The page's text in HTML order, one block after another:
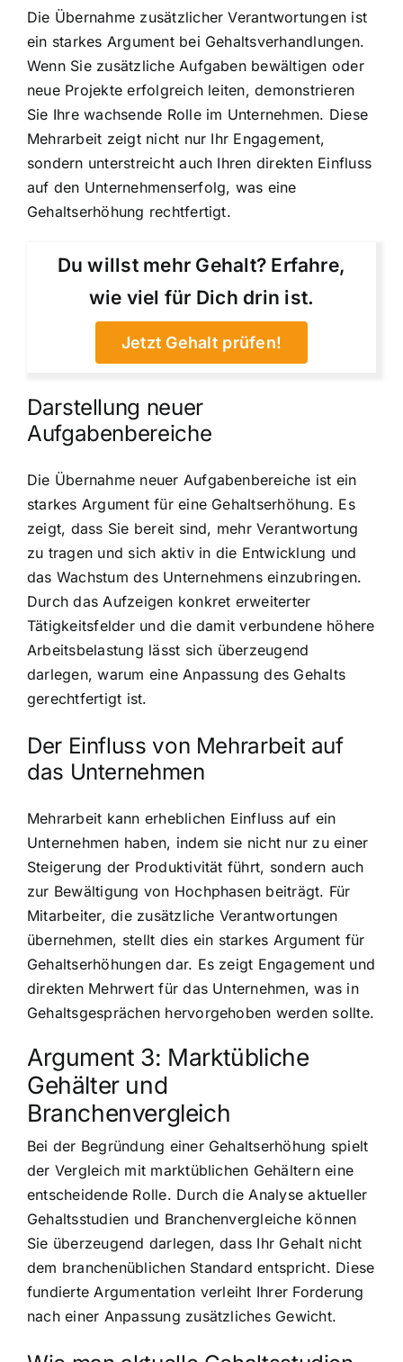
Die Übernahme zusätzlicher Verantwortungen ist
ein starkes Argument bei Gehaltsverhandlungen.
Wenn Sie zusätzliche Aufgaben bewältigen oder
neue Projekte erfolgreich leiten, demonstrieren
Sie Ihre wachsende Rolle im Unternehmen. Diese
Mehrarbeit zeigt nicht nur Ihr Engagement,
sondern unterstreicht auch Ihren direkten Einfluss
auf den Unternehmenserfolg, was eine
Gehaltserhöhung rechtfertigt.
Du willst mehr Gehalt? Erfahre,
wie viel für Dich drin ist.
Jetzt Gehalt prüfen!
Darstellung neuer
Aufgabenbereiche
Die Übernahme neuer Aufgabenbereiche ist ein
starkes Argument für eine Gehaltserhöhung. Es
zeigt, dass Sie bereit sind, mehr Verantwortung
zu tragen und sich aktiv in die Entwicklung und
das Wachstum des Unternehmens einzubringen.
Durch das Aufzeigen konkret erweiterter
Tätigkeitsfelder und die damit verbundene höhere
Arbeitsbelastung lässt sich überzeugend
darlegen, warum eine Anpassung des Gehalts
gerechtfertigt ist.
Der Einfluss von Mehrarbeit auf
das Unternehmen
Mehrarbeit kann erheblichen Einfluss auf ein
Unternehmen haben, indem sie nicht nur zu einer
Steigerung der Produktivität führt, sondern auch
zur Bewältigung von Hochphasen beiträgt. Für
Mitarbeiter, die zusätzliche Verantwortungen
übernehmen, stellt dies ein starkes Argument für
Gehaltserhöhungen dar. Es zeigt Engagement und
direkten Mehrwert für das Unternehmen, was in
Gehaltsgesprächen hervorgehoben werden sollte.
Argument 3: Marktübliche
Gehälter und
Branchenvergleich
Bei der Begründung einer Gehaltserhöhung spielt
der Vergleich mit marktüblichen Gehältern eine
entscheidende Rolle. Durch die Analyse aktueller
Gehaltsstudien und Branchenvergleiche können
Sie überzeugend darlegen, dass Ihr Gehalt nicht
dem branchenüblichen Standard entspricht. Diese
fundierte Argumentation verleiht Ihrer Forderung
nach einer Anpassung zusätzliches Gewicht.